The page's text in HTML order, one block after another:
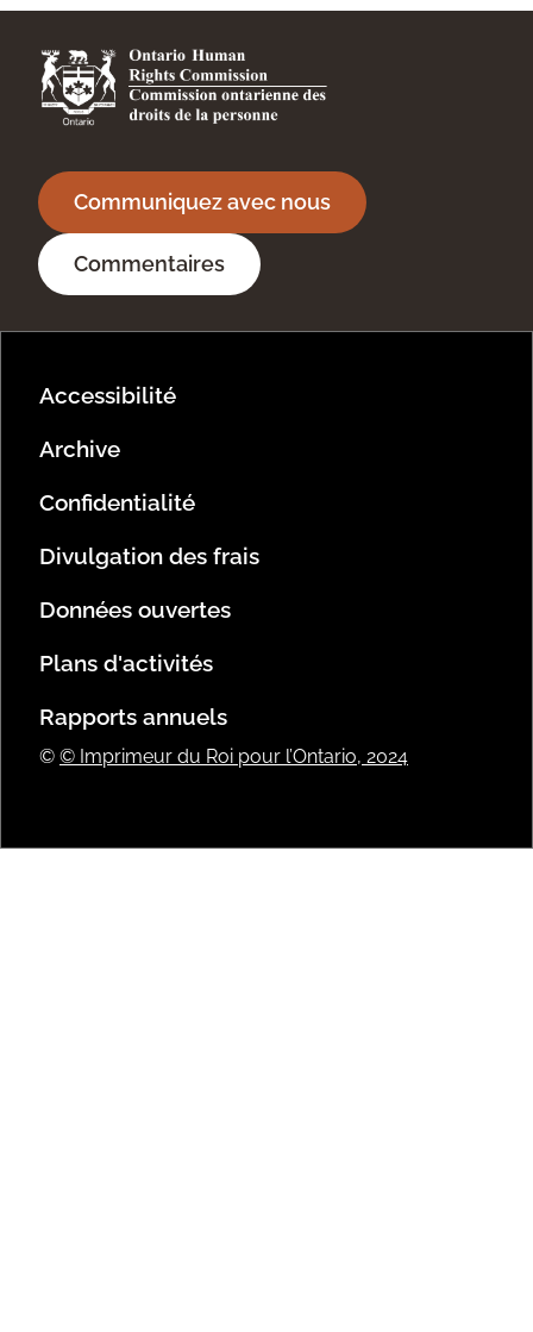
Communiquez avec nous
Commentaires
Footer Menu
Accessibilité
Archive
Confidentialité
Divulgation des frais
Données ouvertes
Plans d'activités
Rapports annuels
© © Imprimeur du Roi pour l’Ontario, 2024